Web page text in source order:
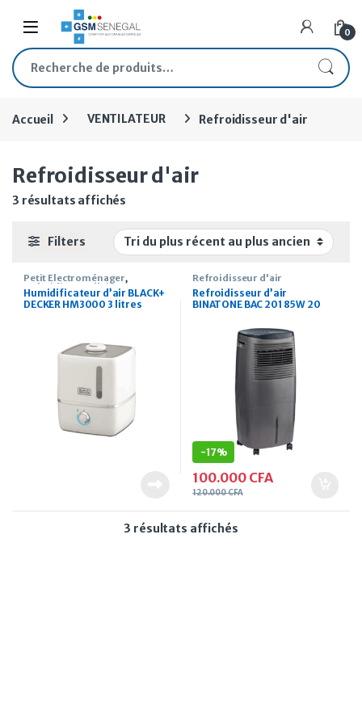
Skip to navigation
Skip to content
Open 0
Recherche pour :
Accueil VENTILATEUR Refroidisseur d'air
Refroidisseur d'air
3 résultats affichés
Filters
Petit Électroménager,
Refroidisseur d'air
Humidificateur d’air BLACK+
DECKER HM3000 3 litres
Refroidisseur d'air
Refroidisseur d’air
BINATONE BAC 201 85W 20
-17%
100.000 CFA
120.000CFA
3 résultats affichésTrié du plus récent